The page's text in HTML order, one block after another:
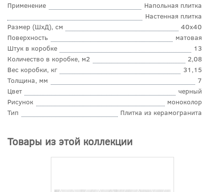
Применение
Напольная плитка
Настенная плитка
Размер (ШхД), см
40x40
Поверхность
матовая
Штук в коробке
13
Количество в коробке, м2
2,08
Вес коробки, кг
31,15
Толщина, мм
7
Цвет
черный
Рисунок
моноколор
Тип
Плитка из керамогранита
Товары из этой коллекции